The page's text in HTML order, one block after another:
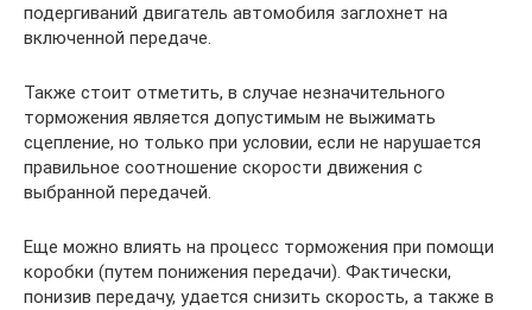
подергиваний двигатель автомобиля заглохнет на
включенной передаче.
Также стоит отметить, в случае незначительного
торможения является допустимым не выжимать
сцепление, но только при условии, если не нарушается
правильное соотношение скорости движения с
выбранной передачей.
Еще можно влиять на процесс торможения при помощи
коробки (путем понижения передачи). Фактически,
понизив передачу, удается снизить скорость, а также в